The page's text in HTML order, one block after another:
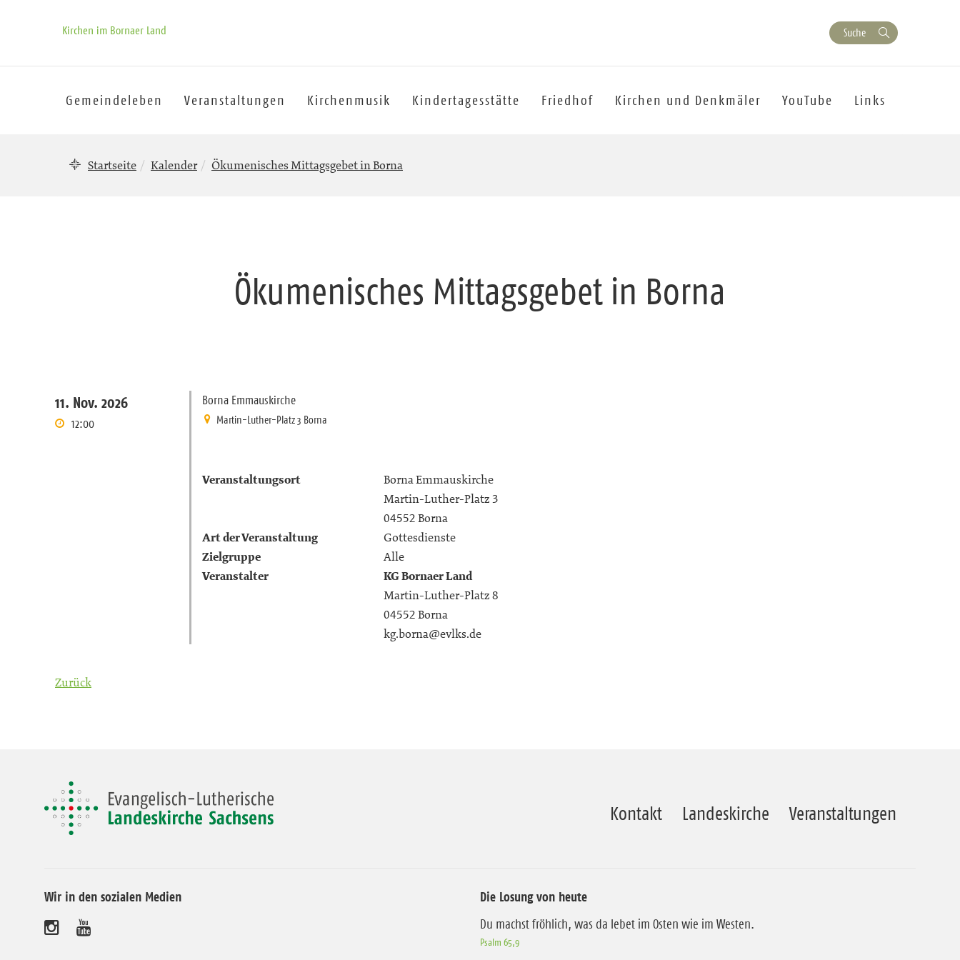
Kirchen im Bornaer Land Suche
Gemeindeleben Veranstaltungen Kirchenmusik Kindertagesstätte Friedhof Kirchen und Denkmäler YouTube Links
Startseite Kalender Ökumenisches Mittagsgebet in Borna
Ökumenisches Mittagsgebet in Borna
11. Nov. 2026
12:00
Borna Emmauskirche
Martin-Luther-Platz 3 Borna
Veranstaltungsort
Borna Emmauskirche
Martin-Luther-Platz 3
04552 Borna
Art der Veranstaltung Gottesdienste
Zielgruppe Alle
Veranstalter KG Bornaer Land
Martin-Luther-Platz 8
04552 Borna
kg.borna@evlks.de
Zurück
Kontakt Landeskirche Veranstaltungen
Wir in den sozialen Medien
B
Die Losung von heute
Du machst fröhlich, was da lebet im Osten wie im Westen.
Psalm 65,9